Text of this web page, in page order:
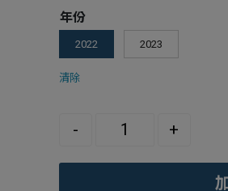
年份
2022 2023
清除
- +